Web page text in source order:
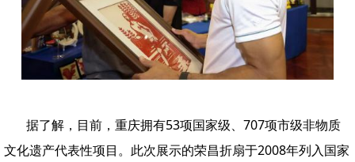
据了解，目前，重庆拥有53项国家级、707项市级非物质
文化遗产代表性项目。此次展示的荣昌折扇于2008年列入国家